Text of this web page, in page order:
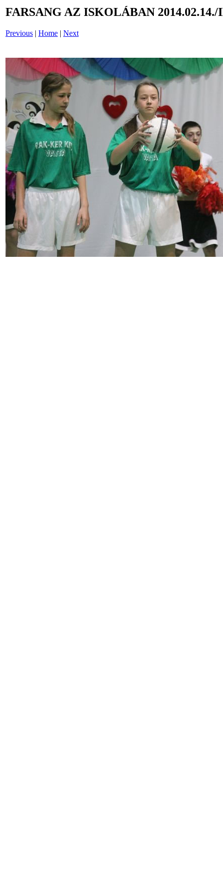
FARSANG AZ ISKOLÁBAN 2014.02.14./
Previous | Home | Next